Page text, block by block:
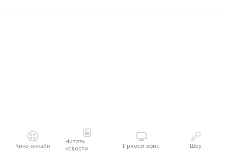
Кино онлайн
Читать
новости
Прямой эфир Шоу